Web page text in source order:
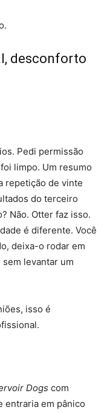
desconforto
Pedi permissão
limpo. Um resumo
repetição de vinte
do terceiro
Não. Otter faz isso.
é diferente. Você
deixa-o rodar em
levantar um
isso é
Dogs com
entraria em pânico